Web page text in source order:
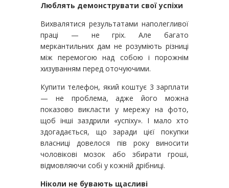
Люблять демонструвати свої успіхи
Вихвалятися результатами наполегливої
праці — не гріх. Але багато
меркантильних дам не розуміють різниці
між перемогою над собою і порожнім
хизуванням перед оточуючими.
Купити телефон, який коштує 3 зарплати
— не проблема, адже його можна
показово викласти у мережу на фото,
щоб інші заздрили «успіху». І мало хто
здогадається, що заради цієї покупки
власниці довелося пів року виносити
чоловікові мозок або збирати гроші,
відмовляючи собі у кожній дрібниці.
Ніколи не бувають щасливі